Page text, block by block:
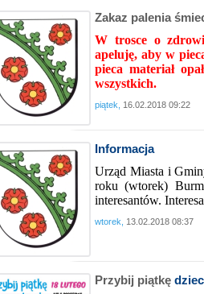
Zakaz palenia
W trosce o
apeluję, aby w
pieca materiał
wszystkich.
piątek, 16.02.2018 09:22
Informacja
Urząd Miasta i
roku (wtorek)
interesantów.
wtorek, 13.02.2018 08:37
Przybij piątkę